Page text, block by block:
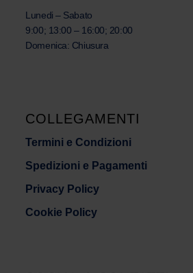
Lunedi – Sabato
9:00; 13:00 – 16:00; 20:00
Domenica: Chiusura
COLLEGAMENTI
Termini e Condizioni
Spedizioni e Pagamenti
Privacy Policy
Cookie Policy